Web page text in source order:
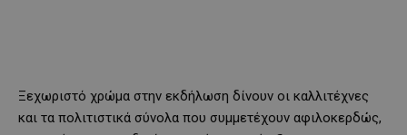
Ξεχωριστό χρώμα στην εκδήλωση δίνουν οι καλλιτέχνες
και τα πολιτιστικά σύνολα που συμμετέχουν αφιλοκερδώς,